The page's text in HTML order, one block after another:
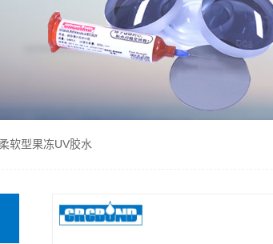
软型果冻UV胶水